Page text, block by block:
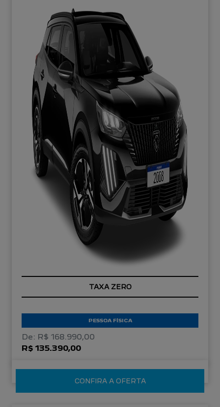
TAXA ZERO
PESSOA FÍSICA
De: R$ 168.990,00
R$ 135.390,00
CONFIRA A OFERTA